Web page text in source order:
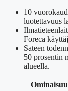
10
luotettavuus
Foreca
Sateen
50 prosentin
alueella.